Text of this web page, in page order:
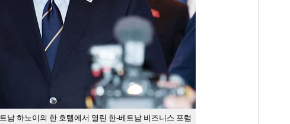
남 하노이의 한 호텔에서 열린 한-베트남 비즈니스 포럼